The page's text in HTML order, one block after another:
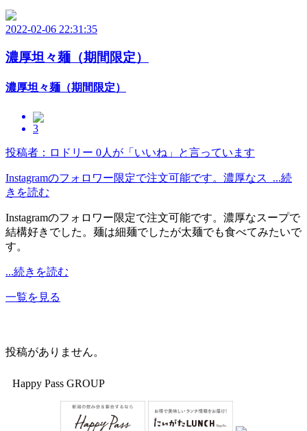
2022-02-06 22:31:35
濃厚坦々麺（期間限定）
濃厚坦々麺（期間限定）
3
投稿者：ロドリー 0人が「いいね」と言っています
Instagramのフォロワー限定で注文可能です。濃厚なス ...続
きを読む
Instagramのフォロワー限定で注文可能です。濃厚なスープで
結構好きでした。麺は細麺でしたが太麺でも食べてみたいで
す。
...続きを読む
一覧を見る
投稿がありません。
Happy Pass GROUP